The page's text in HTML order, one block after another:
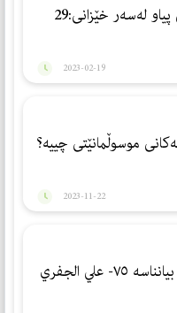
لەسەر خێزانی:29
2023-02-19
2023-11-22
علي الجفري